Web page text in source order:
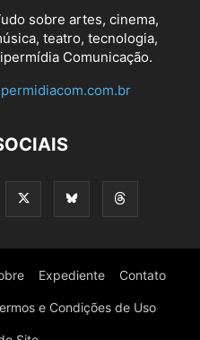
sobre artes, cinema,
teatro, tecnologia,
Comunicação.
Expediente Contato
e Condições de Uso